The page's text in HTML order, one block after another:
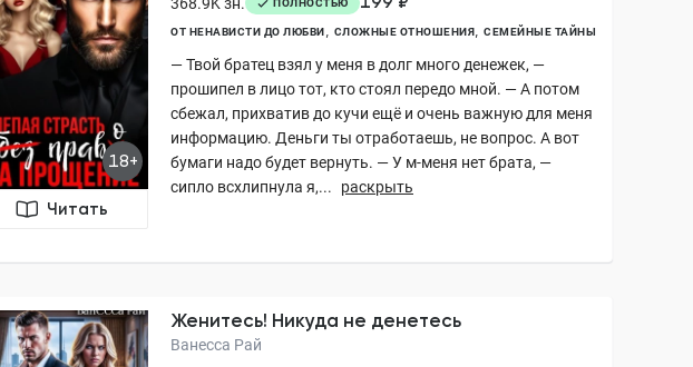
18+
Читать
368.9K зн.
ПОЛНОСТЬЮ
ОТ НЕНАВИСТИ ДО ЛЮБВИ СЛОЖНЫЕ ОТНОШЕНИЯ СЕМЕЙНЫЕ ТАЙНЫ
— Твой братец взял у меня в долг много денежек, —
прошипел в лицо тот, кто стоял передо мной. — А потом
сбежал, прихватив до кучи ещё и очень важную для меня
информацию. Деньги ты отработаешь, не вопрос. А вот
бумаги надо будет вернуть. — У м-меня нет брата, —
сипло всхлипнула я,...
раскрыть
Женитесь! Никуда не денетесь
Ванесса Рай